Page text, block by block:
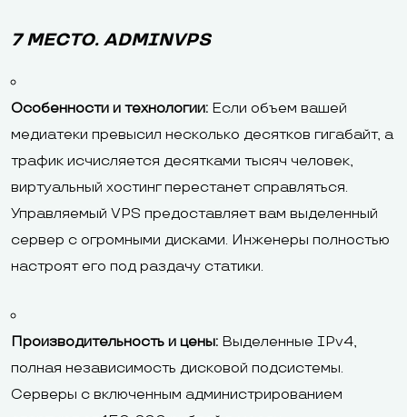
7 МЕСТО. ADMINVPS
Особенности и технологии: Если объем вашей
медиатеки превысил несколько десятков гигабайт, а
трафик исчисляется десятками тысяч человек,
виртуальный хостинг перестанет справляться.
Управляемый VPS предоставляет вам выделенный
сервер с огромными дисками. Инженеры полностью
настроят его под раздачу статики.
Производительность и цены: Выделенные IPv4,
полная независимость дисковой подсистемы.
Серверы с включенным администрированием